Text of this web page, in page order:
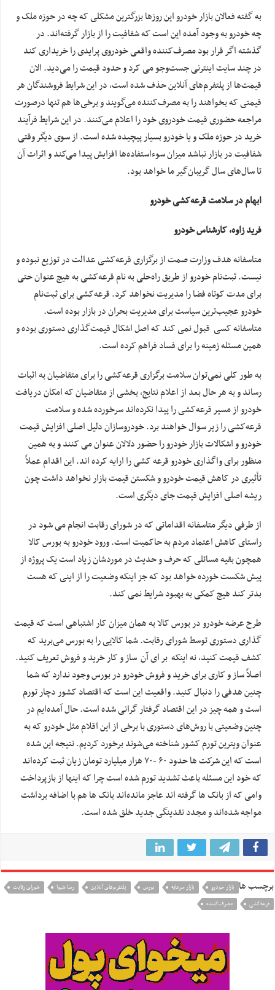
به گفته فعالان بازار خودرو این روز‌ها بزرگ‫ترین مشکلی که چه در حوزه ملک و
چه خودرو به وجود آمده این است که شفافیت را از بازار گرفته‌اند. در
گذشته اگر قرار بود مصرف‌کننده واقعی خودروی پرایدی را خریداری کند
در چند سایت اینترنی جست‌وجو می کرد و حدود قیمت را می‌دید. الان
قیمت‌ها از پلتفرم‌های آنلاین حذف شده است، در این شرایط فروشندگان هر
قیمتی که بخواهند را به مصرف‌کننده می‌گویند و برخی‌ها هم تنها درصورت
مراجعه حضوری قیمت خودروی خود را اعلام می‌کنند. در این شرایط فرآیند
خرید در حوزه ملک و یا خودرو بسیار پیچیده شده است. از سوی دیگر وقتی
شفافیت در بازار نباشد میزان سوءاستفاده‌ها افزایش پیدا می‌کند و اثرات آن
تا سال‌های سال گریبان‌گیر ما خواهد بود.
ابهام در سلامت قرعه‌کشی خودرو
فرید زاوه، کارشناس خودرو
متاسفانه هدف وزارت صمت از برگزاری قرعه‌کشی عدالت در توزیع نبوده و
نیست. ثبت‌نام خودرو از طریق راه‌حلی به نام قرعه‌کشی به هیچ عنوان حتی
برای مدت کوتاه فضا را مدیریت نخواهد کرد. قرعه‌کشی برای ثبت‌نام
خودرو عجیب‌ترین سیاست برای مدیریت بحران در بازار بوده است.
متاسفانه کسی قبول نمی کند که اصل اشکال قیمت‌گذاری دستوری بوده و
همین مسئله زمینه را برای فساد فراهم کرده است.
به طور کلی نمی‌توان سلامت برگزاری قرعه‌کشی را برای متقاضیان به اثبات
رساند و به هر حال بعد از اعلام نتایج، بخشی از متقاضیان که امکان دریافت
خودرو از مسیر قرعه‌کشی را پیدا نکرده‌اند سرخورده شده و سلامت
قرعه‌کشی را زیر سوال خواهند برد. خودروسازان دلیل اصلی افزایش قیمت
خودرو و اشکالات بازار خودرو را حضور دلالان عنوان می کنند و به همین
منظور برای واگذاری خودرو قرعه کشی را ارایه کرده اند. این اقدام عملاً
تأثیری در کاهش قیمت خودرو و شکستن قیمت بازار نخواهد داشت چون
ریشه اصلی افزایش قیمت جای دیگری است.
از طرفی دیگر متاسفانه اقداماتی که در شورای رقابت انجام می شود در
راستای کاهش اعتماد مردم به حاکمیت است. ورود خودرو به بورس کالا
همچون بقیه مسائلی که حرف و حدیث در موردشان زیاد است یک پروژه از
پیش شکست خورده خواهد بود که جز اینکه وضعیت را از اینی که هست
بدتر کند هیچ کمکی به بهبود شرایط نمی کند.
طرح عرضه خودرو در بورس کالا به همان میزان کار اشتباهی است که قیمت
گذاری دستوری توسط شورای رقابت. شما کالایی را به بورس می‌برید که
کشف قیمت کنید، نه اینکه بر ای آن ساز و کار خرید و فروش تعریف کنید.
اصلاً ساز و کاری برای خرید و فروش خودرو در بورس وجود ندارد که شما
چنین هدفی را دنبال کنید. واقعیت این است که اقتصاد کشور دچار تورم
است و همه چیز در این اقتصاد گرفتار گرانی شده است. حال آمده‌ایم در
چنین وضعیتی با روش‌های دستوری با برخی از این اقلام مثل خودرو که به
عنوان ویترین تورم کشور شناخته می‌شوند برخورد کردیم. نتیجه این شده
است که این شرکت ها حدود ۶۰ -۷۰ هزار میلیارد تومان زیان ثبت کرده‌اند
که خود این مسئله باعث تشدید تورم شده است چرا که اینها از بازپرداخت
وامی که از بانک ها گرفته اند عاجز مانده‌اند بانک ها هم با اضافه برداشت
مواجه شده‌اند و مجدد نقدینگی جدید خلق شده است.
برچسب ها بازار خودرو بازار سرمایه بورس پلتفرم‌های آنلاین رضا شیوا
شورای رقابت
قرعه‌کشی
مصرف‌کننده